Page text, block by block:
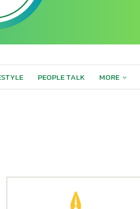
PEOPLE TALK MORE